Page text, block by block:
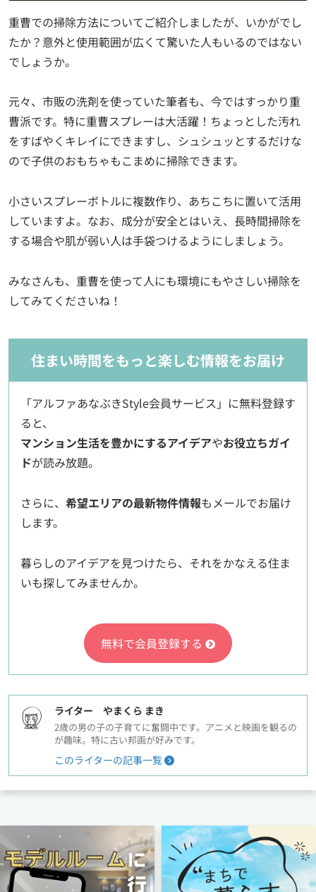
重曹での掃除方法についてご紹介しましたが、いかがでし
たか？意外と使用範囲が広くて驚いた人もいるのではない
でしょうか。
元々、市販の洗剤を使っていた筆者も、今ではすっかり重
曹派です。特に重曹スプレーは大活躍！ちょっとした汚れ
をすばやくキレイにできますし、シュシュッとするだけな
ので子供のおもちゃもこまめに掃除できます。
小さいスプレーボトルに複数作り、あちこちに置いて活用
していますよ。なお、成分が安全とはいえ、長時間掃除を
する場合や肌が弱い人は手袋つけるようにしましょう。
みなさんも、重曹を使って人にも環境にもやさしい掃除を
してみてくださいね！
住まい時間をもっと楽しむ情報をお届け
「アルファあなぶきStyle会員サービス」に無料登録す
ると、
マンション生活を豊かにするアイデアやお役立ちガイ
ドが読み放題。
さらに、 希望エリアの最新物件情報もメールでお届け
します。
暮らしのアイデアを見つけたら、それをかなえる住ま
いも探してみませんか。
無料で会員登録する
ライター やまくら まき
2歳の男の子の子育てに奮闘中です。アニメと映画を観るの
が趣味。特に古い邦画が好みです。
このライターの記事一覧